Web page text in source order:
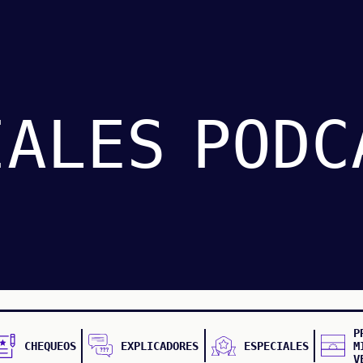
CHEQUEOS EXPLICADORES ESPECIALES